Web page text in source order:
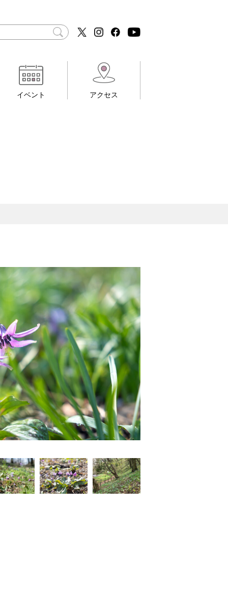
イベント アクセス